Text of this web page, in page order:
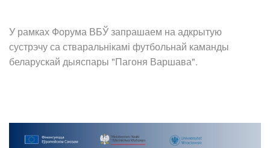
У рамках Форума ВБЎ запрашаем на адкрытую
сустрэчу са стваральнікамі футбольнай каманды
беларускай дыяспары "Пагоня Варшава".